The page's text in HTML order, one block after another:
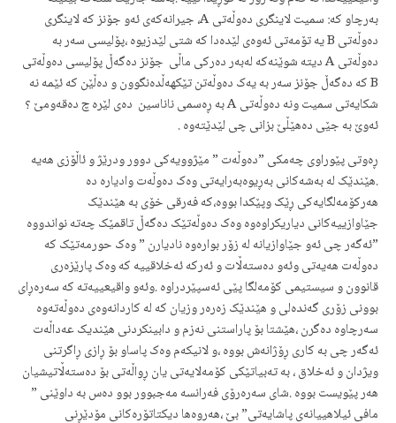
بەرچاو کە: سمیت لاینگری دەوڵەتی A، جیرانەکەی ئەو جۆنز کە لاینگری
دەوڵەتی B یە تۆمەتی ئەوەی لێدەدا کە شتی لێدزیوە ،پۆلیسی سەر بە
دەوڵەتی A دیتە شوێنەکە لەبەر دەرکی ماڵی جۆنز دەگەڵ پۆلیسی دەوڵەتی
B کە دەگەڵ جۆنز سەر بە یەک دەوڵەتن تێکهەڵدەنگوون و دەڵێن کە ئێمە نە
شکایەتی سمیت ونە دەوڵەتی A بە ڕەسمی ناناسین دەی لێرە چ دەقەومێ ؟
ئەوێ بە جێی دەهێڵێ بزانی چی لێدێتەوە .
ڕەوتی پێوراوی چەمکی ”دەوڵەت ” مێژوویەکی دوور ودرێژ و ئاڵۆزی هەیە
.هێندێک لە بەشەکانی بەڕیوەبەرایەتی وەک دەوڵەت وادیارە دە
هەرکۆمەلگایەکی ڕێک وپێکدا بووە،کە فەرقی خۆی بە هێندێک
جێاوازییەکانی دیاریکراوەوە وەک دەوڵەتێک دەگەڵ تاقمێک چەتە نواندووە
”ئەگەر چی ئەو جێاوازیانە لە زۆر بوارەوە نادیارن ” وەک حورمەتێک کە
دەوڵەت هەیەتی وئەو دەستەڵات و ئەرکە ئەخلاقییە کە وەک پارێزەری
قانوون و سیستیمی کۆمەلگا پێی ئەسپێردراوە .وئەو واقیعییەتە کە سەرەڕای
بوونی زۆری گەندەلی و هێندێک زەرەر وزیان کە لە کاردانەوەی دەوڵەتەوە
سەرچاوە دەگرن ،هێشتا بۆ پاراستنی نەزم و دابینکردنی هێندیک عەداڵەت
ئەگەر چی بە کاری ڕۆژانەش بووە ،و لانیکەم وەک پاساو بۆ ڕازی ڕاگرتنی
ویژدان و ئەخلاق ، بە تەبیاتێكی کۆمەلایەتی یان ڕواڵەتی بۆ دەستەڵاتیشیان
هەر پێویست بووە .شای سەرەرۆی فەرانسە مەجبوور بوو دەس بە داوێنی ”
مافی ئیلاهییانەی پاشایەتی” بێ ،هەروەها دیکتاتۆرەکانی مۆدێڕنی